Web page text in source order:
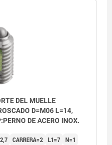
DEL MUELLE
D=M06 L=14,
DE ACERO INOX.
CARRERA=2 L1=7 N=1